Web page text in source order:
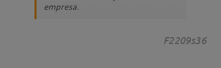
empresa.
F2209s36